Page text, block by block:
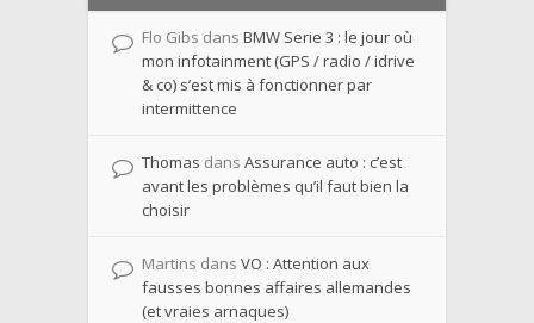
Flo Gibs dans BMW Serie 3 : le jour où
mon infotainment (GPS / radio / idrive
& co) s’est mis à fonctionner par
intermittence
Thomas dans Assurance auto : c’est
avant les problèmes qu’il faut bien la
choisir
Martins dans VO : Attention aux
fausses bonnes affaires allemandes
(et vraies arnaques)